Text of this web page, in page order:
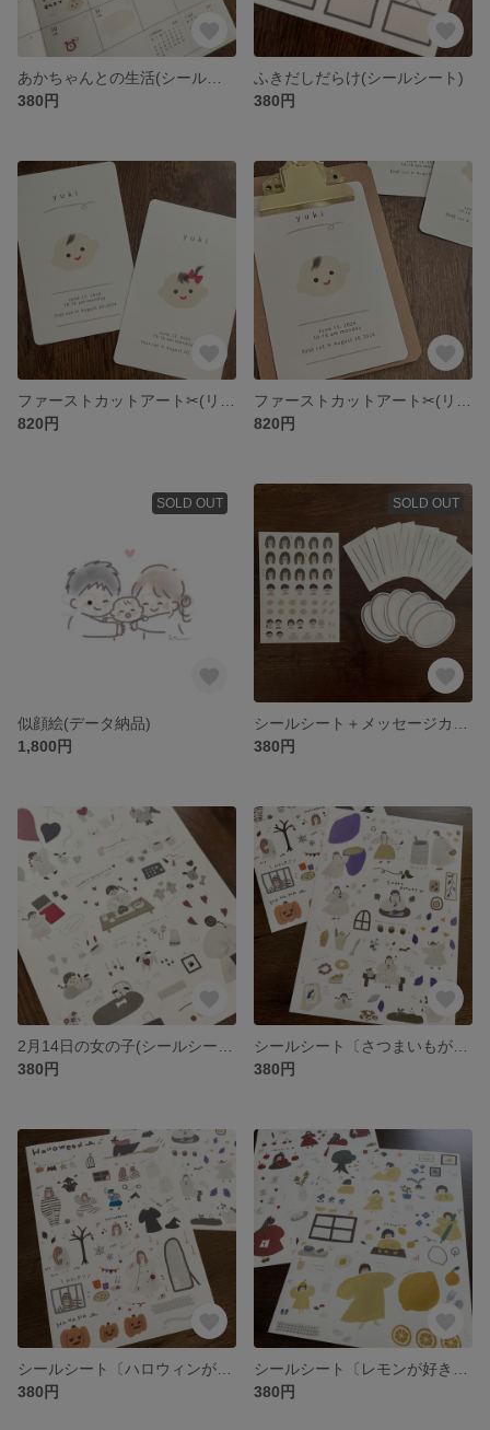
380円
ふきだしだらけ(シールシート)
380円
820円
820円
SOLD OUT
似顔絵(データ納品)
1,800円
SOLD OUT
380円
380円
380円
380円
380円